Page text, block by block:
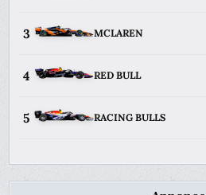
3 MCLAREN
4 RED BULL
5 RACING BULLS